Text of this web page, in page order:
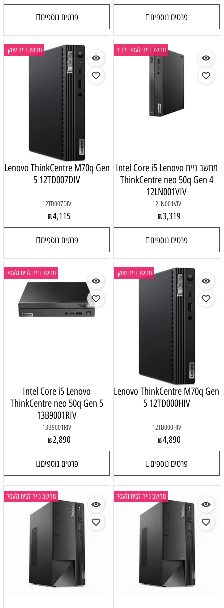
פרטים נוספים פרטים נוספים
מחשב נייח לעסק ולבית
מחשב נייח Intel Core i5 Lenovo
ThinkCentre neo 50q Gen 4
12LN001VIV
12LN001VIV
₪3,319
פרטים נוספים
מחשב נייח עסקי
Lenovo ThinkCentre M70q Gen
5 12TD007DIV
12TD007DIV
₪4,115
פרטים נוספים
מחשב נייח עסקי
Lenovo ThinkCentre M70q Gen
5 12TD000HIV
12TD000HIV
₪4,890
פרטים נוספים
מחשב נייח לבית ולעסק
Intel Core i5 Lenovo
ThinkCentre neo 50q Gen 5
13B9001RIV
13B9001RIV
₪2,890
פרטים נוספים
מחשב נייח לבית ולעסק מחשב נייח לבית ולעסק